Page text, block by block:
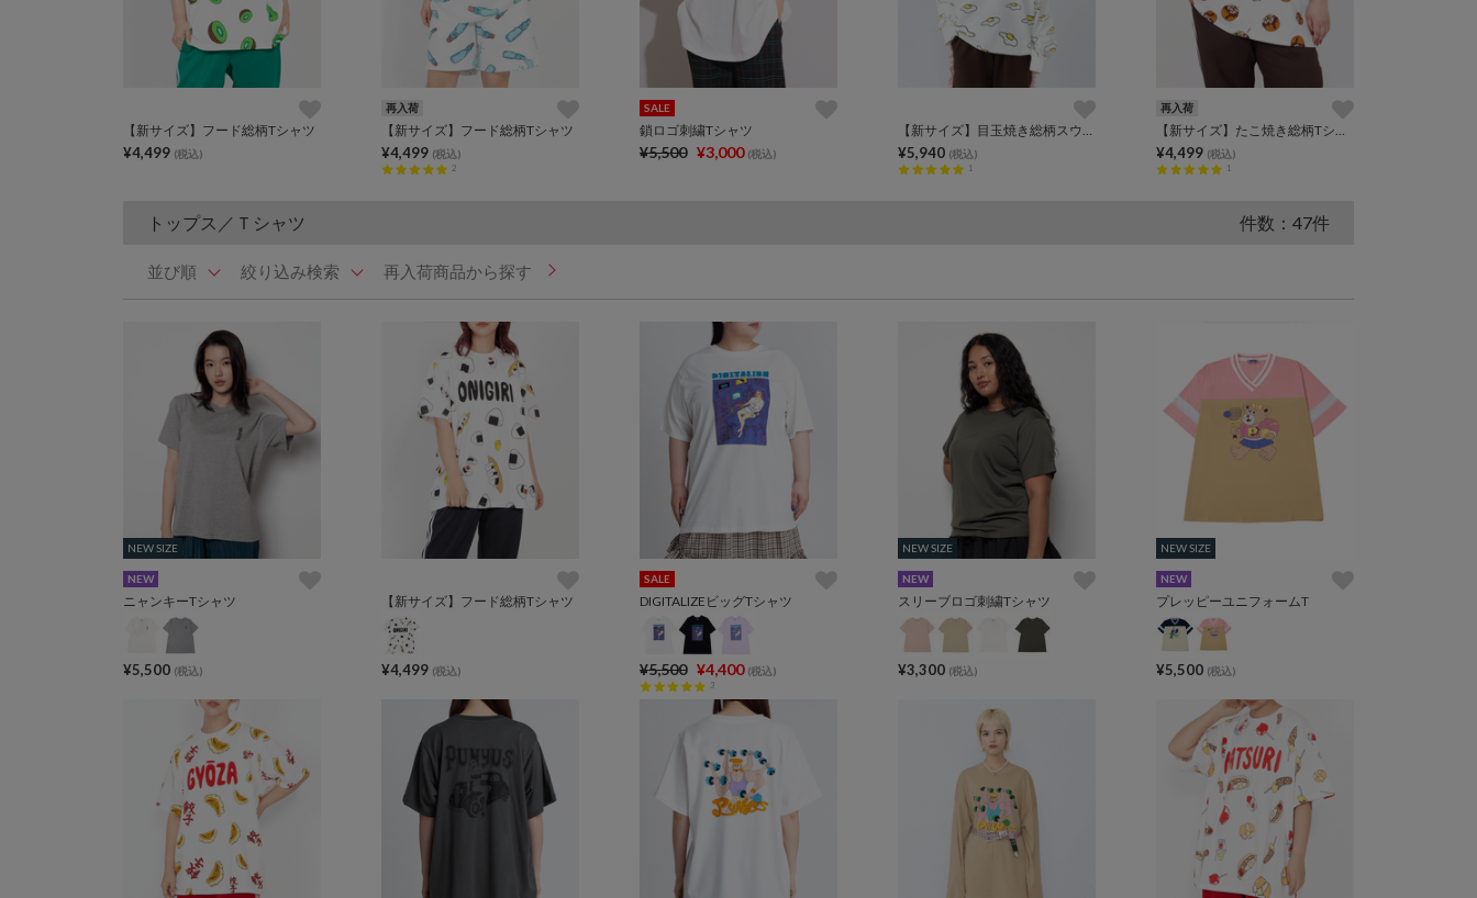
【新サイズ】フード総柄Tシャツ
¥4,499 (税込)
再入荷
【新サイズ】フード総柄Tシャツ
¥4,499 (税込)
2
SALE
鎖ロゴ刺繍Tシャツ
¥5,500 ¥3,000 (税込)
【新サイズ】目玉焼き総柄スウェット
¥5,940 (税込)
1
再入荷
【新サイズ】たこ焼き総柄Tシャツ
¥4,499 (税込)
1
トップス／Ｔシャツ 件数：47件
並び順 絞り込み検索 再入荷商品から探す
NEW SIZE
NEW SIZE
NEW
ニャンキーTシャツ
¥5,500 (税込)
【新サイズ】フード総柄Tシャツ
¥4,499 (税込)
SALE
DIGITALIZEビッグTシャツ
¥5,500 ¥4,400 (税込)
3
NEW SIZE
NEW SIZE
NEW
スリーブロゴ刺繍Tシャツ
¥3,300 (税込)
NEW SIZE
NEW SIZE
NEW
プレッピーユニフォームT
¥5,500 (税込)